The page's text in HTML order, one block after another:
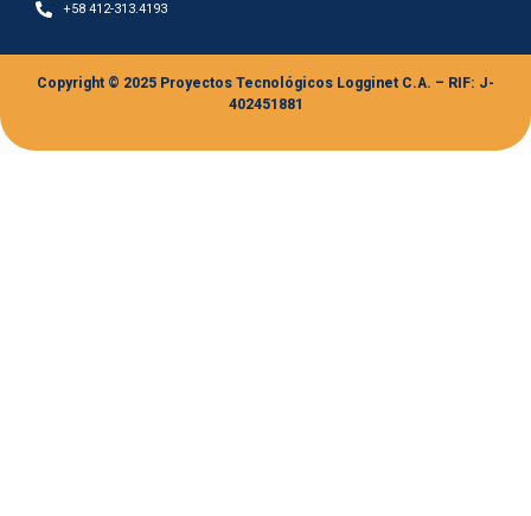
+58 412-313.4193
Copyright © 2025 Proyectos Tecnológicos Logginet C.A. – RIF: J-
402451881